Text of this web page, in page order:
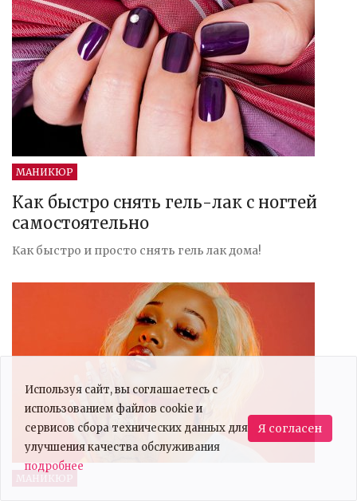
МАНИКЮР
Как быстро снять гель-лак с ногтей
самостоятельно
Как быстро и просто снять гель лак дома!
МАНИКЮР
Используя сайт, вы соглашаетесь с
использованием файлов cookie и
сервисов сбора технических данных для
улучшения качества обслуживания
подробнее
Я согласен